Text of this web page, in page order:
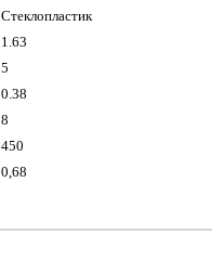
Стеклопластик
1.63
5
0.38
8
450
0,68